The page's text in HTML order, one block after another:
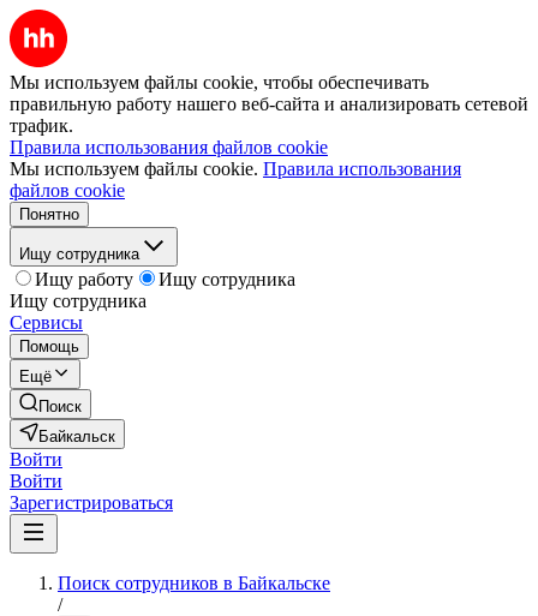
Мы используем файлы cookie, чтобы обеспечивать
правильную работу нашего веб-сайта и анализировать сетевой
трафик.
Правила использования файлов cookie
Мы используем файлы cookie. Правила использования
файлов cookie
Понятно
Ищу сотрудника
Ищу работу
Ищу сотрудника
Ищу сотрудника
Сервисы
Помощь
Ещё
Поиск
Байкальск
Войти
Войти
Зарегистрироваться
Поиск сотрудников в Байкальске
/